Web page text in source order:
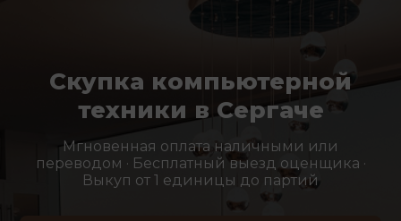
Скупка компьютерной
техники в Сергаче
Мгновенная оплата наличными или
переводом · Бесплатный выезд оценщика ·
Выкуп от 1 единицы до партий